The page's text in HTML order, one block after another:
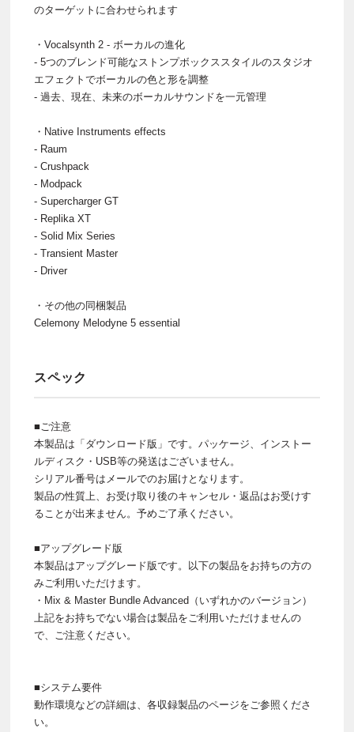
のターゲットに合わせられます
・Vocalsynth 2 - ボーカルの進化
- 5つのブレンド可能なストンプボックススタイルのスタジオ
エフェクトでボーカルの色と形を調整
- 過去、現在、未来のボーカルサウンドを一元管理
・Native Instruments effects
- Raum
- Crushpack
- Modpack
- Supercharger GT
- Replika XT
- Solid Mix Series
- Transient Master
- Driver
・その他の同梱製品
Celemony Melodyne 5 essential
スペック
■ご注意
本製品は「ダウンロード版」です。パッケージ、インストー
ルディスク・USB等の発送はございません。
シリアル番号はメールでのお届けとなります。
製品の性質上、お受け取り後のキャンセル・返品はお受けす
ることが出来ません。予めご了承ください。
■アップグレード版
本製品はアップグレード版です。以下の製品をお持ちの方の
みご利用いただけます。
・Mix & Master Bundle Advanced（いずれかのバージョン）
上記をお持ちでない場合は製品をご利用いただけませんの
で、ご注意ください。
■システム要件
動作環境などの詳細は、各収録製品のページをご参照くださ
い。